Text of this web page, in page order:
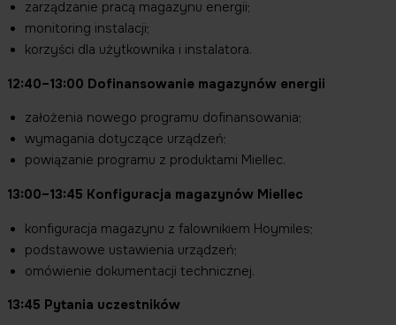
zarządzanie pracą magazynu energii;
monitoring instalacji;
korzyści dla użytkownika i instalatora.
12:40–13:00 Dofinansowanie magazynów energii
założenia nowego programu dofinansowania;
wymagania dotyczące urządzeń;
powiązanie programu z produktami Miellec.
13:00–13:45 Konfiguracja magazynów Miellec
konfiguracja magazynu z falownikiem Hoymiles;
podstawowe ustawienia urządzeń;
omówienie dokumentacji technicznej.
13:45 Pytania uczestników